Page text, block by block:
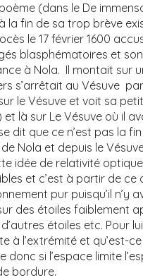
(dans le De
la fin de sa trop brève
le 17 février 1600
blasphématoires et
à Nola. Il montait sur
s’arrêtait au Vésuve
le Vésuve et voit sa
là sur Le Vésuve où il
dit que ce n’est pas la
Nola et depuis le
idée de relativité
et c’est à partir de ce
pur puisqu’il
des étoiles faiblement
étoiles etc. Pour
à l’extrémité et qu’est-
donc si l’espace limite
bordure.